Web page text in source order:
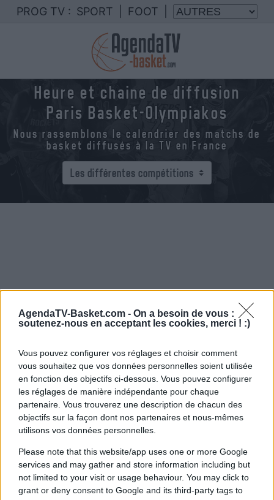
AgendaTV-Basket.com - On a besoin de vous :
soutenez-nous en acceptant les cookies, merci ! :)
Vous pouvez configurer vos réglages et choisir comment
vous souhaitez que vos données personnelles soient utilisée
en fonction des objectifs ci-dessous. Vous pouvez configurer
les réglages de manière indépendante pour chaque
partenaire. Vous trouverez une description de chacun des
objectifs sur la façon dont nos partenaires et nous-mêmes
utilisons vos données personnelles.
Please note that this website/app uses one or more Google
services and may gather and store information including but
not limited to your visit or usage behaviour. You may click to
grant or deny consent to Google and its third-party tags to
PROG TV : SPORT FOOT
Heure et chaine de diffusion
Paris Basket-Olympiakos
Nous rassemblons le calendrier des matchs de
basket diffusés à la TV en France